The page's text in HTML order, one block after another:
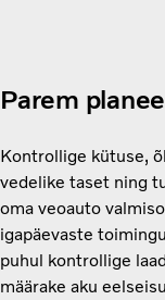
Parem
Kontrollige kütuse,
vedelike taset ning
oma veoauto
igapäevaste
puhul kontrollige
määrake aku